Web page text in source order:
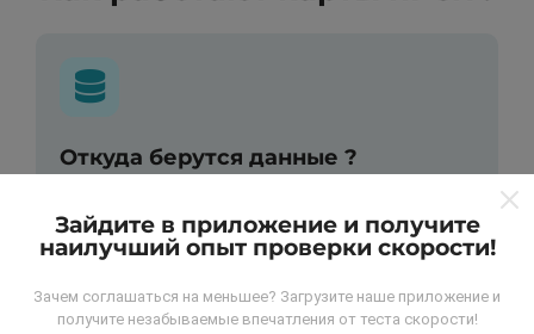
Откуда берутся данные ?
Данные собираются из тестов, проведенных
пользователями программы nPerf. Это испытания,
проведенные в реальных условиях,
тоже хотите присоединиться, все, что вам нужно
Зайдите в приложение и получите
наилучший опыт проверки скорости!
Зачем соглашаться на меньшее? Загрузите наше приложение и
получите незабываемые впечатления от теста скорости!